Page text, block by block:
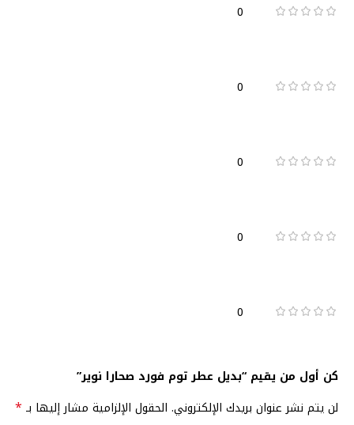
0
0
0
0
0
كن أول من يقيم “بديل عطر توم فورد صحارا نوير”
لن يتم نشر عنوان بريدك الإلكتروني. الحقول الإلزامية مشار إليها بـ *